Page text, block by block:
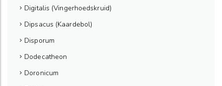
Digitalis (Vingerhoedskruid)
Dipsacus (Kaardebol)
Disporum
Dodecatheon
Doronicum